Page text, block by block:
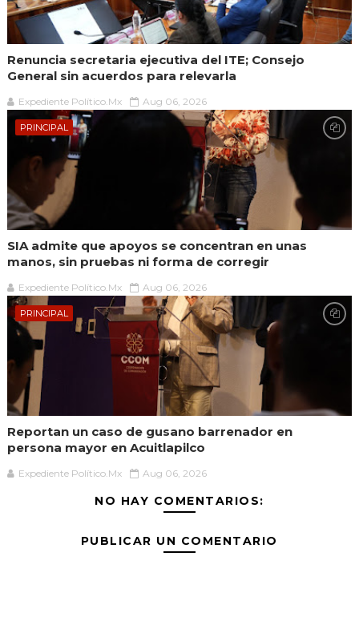
Renuncia secretaria ejecutiva del ITE; Consejo
General sin acuerdos para relevarla
Expediente Político.Mx Aug 06, 2026
PRINCIPAL
SIA admite que apoyos se concentran en unas
manos, sin pruebas ni forma de corregir
Expediente Político.Mx Aug 06, 2026
PRINCIPAL
Reportan un caso de gusano barrenador en
persona mayor en Acuitlapilco
Expediente Político.Mx Aug 06, 2026
NO HAY COMENTARIOS:
PUBLICAR UN COMENTARIO